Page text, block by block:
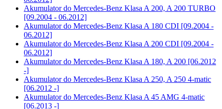
Akumulator do Mercedes-Benz Klasa A 200, A 200 TURBO
[09.2004 - 06.2012]
Akumulator do Mercedes-Benz Klasa A 180 CDI [09.2004 -
06.2012]
Akumulator do Mercedes-Benz Klasa A 200 CDI [09.2004 -
06.2012]
Akumulator do Mercedes-Benz Klasa A 180, A 200 [06.2012
-]
Akumulator do Mercedes-Benz Klasa A 250, A 250 4-matic
[06.2012 -]
Akumulator do Mercedes-Benz Klasa A 45 AMG 4-matic
[06.2013 -]